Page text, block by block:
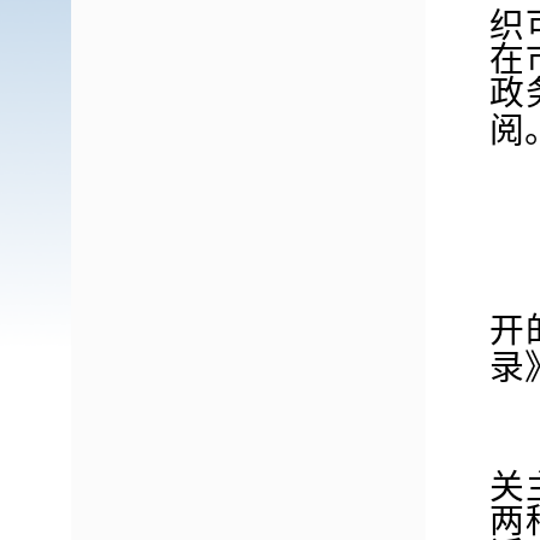
织
在
政
阅
开
录
关
两